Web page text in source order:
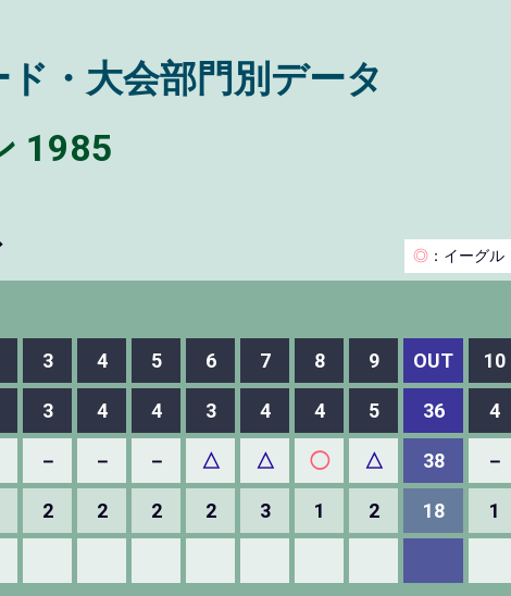
・大会部門別データ
1985
◎ ：イーグル
3 4 5 6 7 8 9 OUT 10
3 4 4 3 4 4 5 36 4
－ － － △ △ ◯ △ 38 －
2 2 2 2 3 1 2 18 1